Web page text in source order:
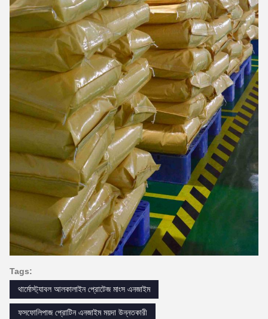
Tags:
থার্মোস্ট্যাবল আলকালাইন প্রোটেজ মাংস এনজাইম
ফসফোলিপাজ প্রোটিন এনজাইম ময়দা উন্নতকারী